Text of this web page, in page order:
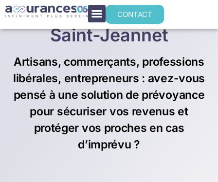
CONTACT
Prévoyance TNS à
Saint-Jeannet
Artisans, commerçants, professions
libérales, entrepreneurs : avez-vous
pensé à une solution de prévoyance
pour sécuriser vos revenus et
protéger vos proches en cas
d’imprévu ?